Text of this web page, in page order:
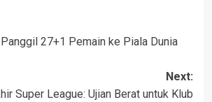
27+1 Pemain ke Piala Dunia
Next:
Super League: Ujian Berat untuk Klub